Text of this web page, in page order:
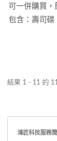
可一併購買
包含：壽司碟
結果 1 - 11 的 11
鴻匠科技服務